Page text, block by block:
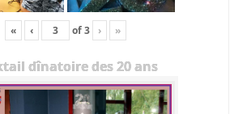
« ‹ of3 › »
dînatoire des 20 ans